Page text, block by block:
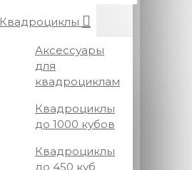
Квадроциклы
Аксессуары
для
квадроциклам
Квадроциклы
до 1000 кубов
Квадроциклы
до 450 куб